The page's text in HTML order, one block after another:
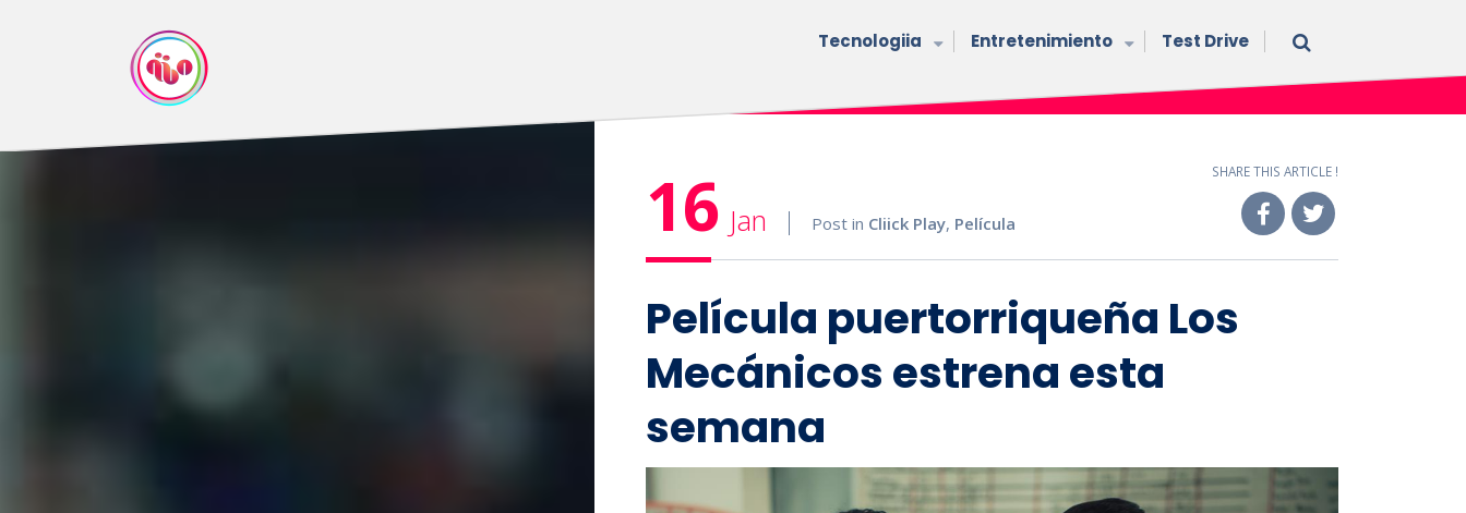
Tecnologiia Entretenimiento Test Drive
16 Jan Post in Cliick Play, Película
SHARE THIS ARTICLE !
Película puertorriqueña Los
Mecánicos estrena esta
semana